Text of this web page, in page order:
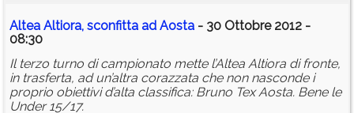
Altea Altiora, sconfitta ad Aosta - 30 Ottobre 2012 -
08:30
Il terzo turno di campionato mette l’Altea Altiora di fronte,
in trasferta, ad un’altra corazzata che non nasconde i
proprio obiettivi d’alta classifica: Bruno Tex Aosta. Bene le
Under 15/17.